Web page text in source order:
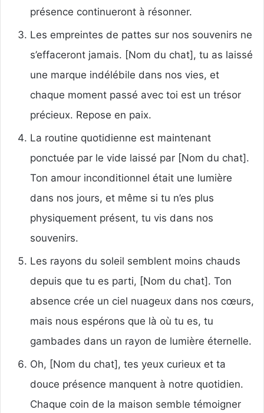
présence continueront à résonner.
Les empreintes de pattes sur nos souvenirs ne
s’effaceront jamais. [Nom du chat], tu as laissé
une marque indélébile dans nos vies, et
chaque moment passé avec toi est un trésor
précieux. Repose en paix.
La routine quotidienne est maintenant
ponctuée par le vide laissé par [Nom du chat].
Ton amour inconditionnel était une lumière
dans nos jours, et même si tu n’es plus
physiquement présent, tu vis dans nos
souvenirs.
Les rayons du soleil semblent moins chauds
depuis que tu es parti, [Nom du chat]. Ton
absence crée un ciel nuageux dans nos cœurs,
mais nous espérons que là où tu es, tu
gambades dans un rayon de lumière éternelle.
Oh, [Nom du chat], tes yeux curieux et ta
douce présence manquent à notre quotidien.
Chaque coin de la maison semble témoigner